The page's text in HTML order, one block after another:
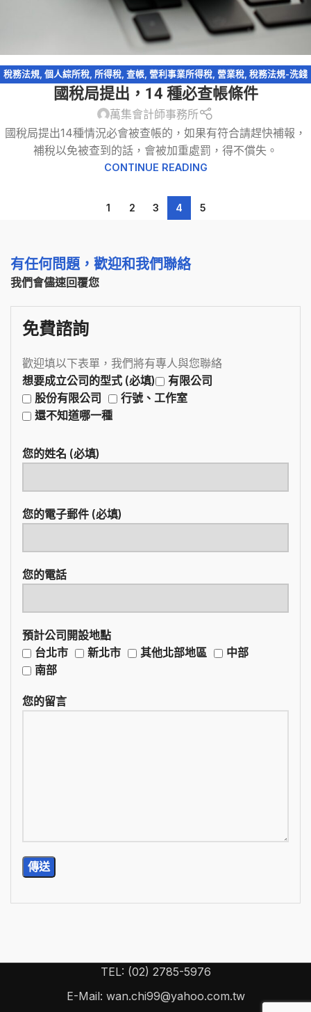
稅務法規 個人綜所稅 所得稅 查帳 營利事業所得稅 營業稅 稅務法規-洗錢
稅務違章 ,稅捐稽徵法 , 網紅報稅,網路交易課稅,遺產及贈與稅
國稅局提出，14 種必查帳條件
萬集會計師事務所
國稅局提出14種情況必會被查帳的，如果有符合請趕快補報，
補稅以免被查到的話，會被加重處罰，得不償失。
CONTINUE READING
1 2 3 4 5
有任何問題，歡迎和我們聯絡
我們會儘速回覆您
免費諮詢
歡迎填以下表單，我們將有專人與您聯絡
想要成立公司的型式 (必填)
有限公司
股份有限公司
行號、工作室
還不知道哪一種
您的姓名 (必填)
您的電子郵件 (必填)
您的電話
預計公司開設地點
台北市
新北市 其他北部地區
中部
南部
您的留言
TEL: (02) 2785-5976
E-Mail: wan.chi99@yahoo.com.tw